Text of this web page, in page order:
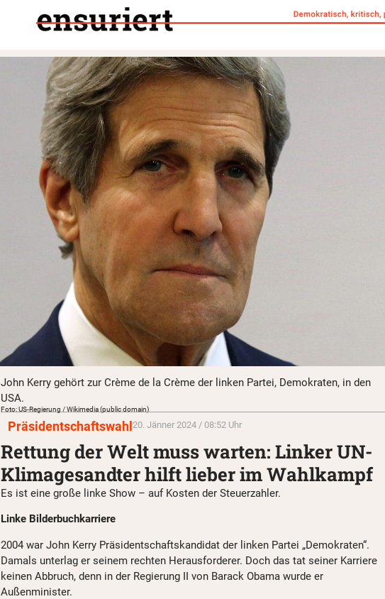
John Kerry gehört zur Crème de la Crème der linken Partei, Demokraten, in den
USA.
Foto: US-Regierung / Wikimedia (public domain)
Präsidentschaftswahl20. Jänner 2024 / 08:52 Uhr
Rettung der Welt muss warten: Linker UN-
Klimagesandter hilft lieber im Wahlkampf
Es ist eine große linke Show – auf Kosten der Steuerzahler.
Linke Bilderbuchkarriere
2004 war John Kerry Präsidentschaftskandidat der linken Partei „Demokraten“.
Damals unterlag er seinem rechten Herausforderer. Doch das tat seiner Karriere
keinen Abbruch, denn in der Regierung II von Barack Obama wurde er
Außenminister.